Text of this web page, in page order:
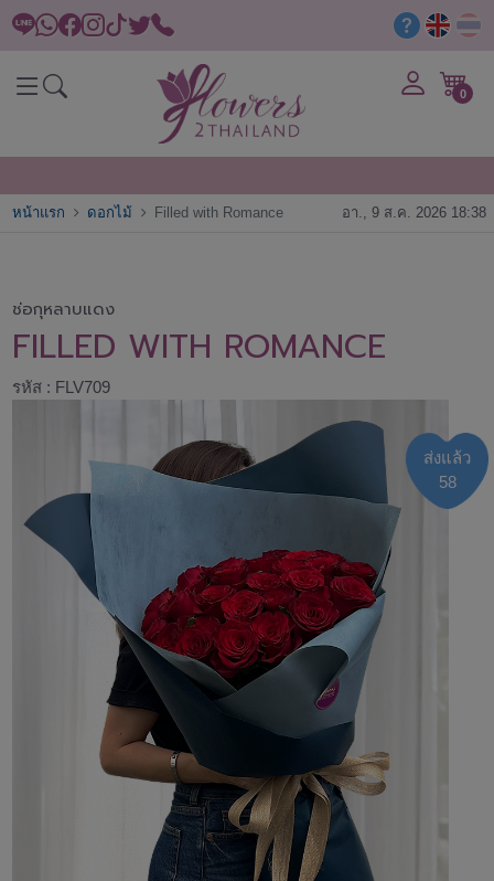
0
หน้าแรก ดอกไม้ Filled with Romance อา., 9 ส.ค. 2026 18:38
ช่อกุหลาบแดง
FILLED WITH ROMANCE
รหัส : FLV709
ส่งแล้ว
58